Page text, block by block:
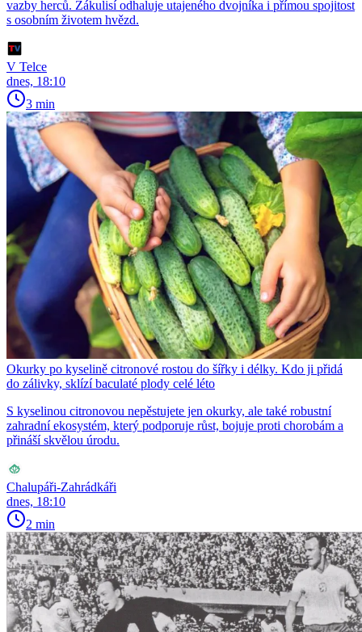
vazby herců. Zákulisí odhaluje utajeného dvojníka i přímou spojitost
s osobním životem hvězd.
V Telce
dnes, 18:10
3 min
Okurky po kyselině citronové rostou do šířky i délky. Kdo ji přidá
do zálivky, sklízí baculaté plody celé léto
S kyselinou citronovou nepěstujete jen okurky, ale také robustní
zahradní ekosystém, který podporuje růst, bojuje proti chorobám a
přináší skvělou úrodu.
Chalupáři-Zahrádkáři
dnes, 18:10
2 min